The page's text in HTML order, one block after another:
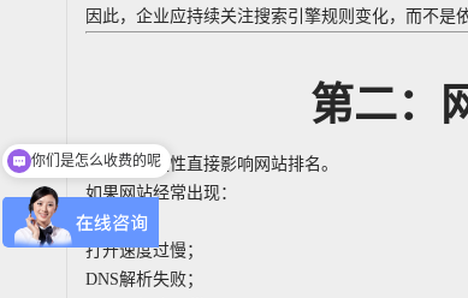
因此，企业应持续关注搜索引擎规则变化，而不是
第二：
服务器稳定性直接影响网站排名。
如果网站经常出现：
无法访问；
打开速度过慢；
DNS解析失败；
现在有优惠活动吗